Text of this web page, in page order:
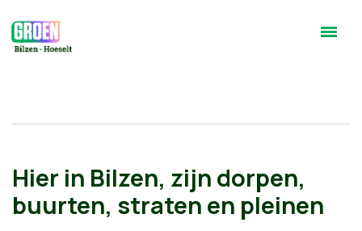
Hier in Bilzen, zijn dorpen,
buurten, straten en pleinen